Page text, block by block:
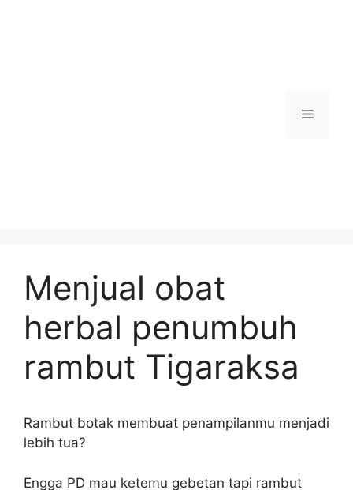
Menu
Menjual obat
herbal penumbuh
rambut Tigaraksa
Rambut botak membuat penampilanmu menjadi
lebih tua?
Engga PD mau ketemu gebetan tapi rambut